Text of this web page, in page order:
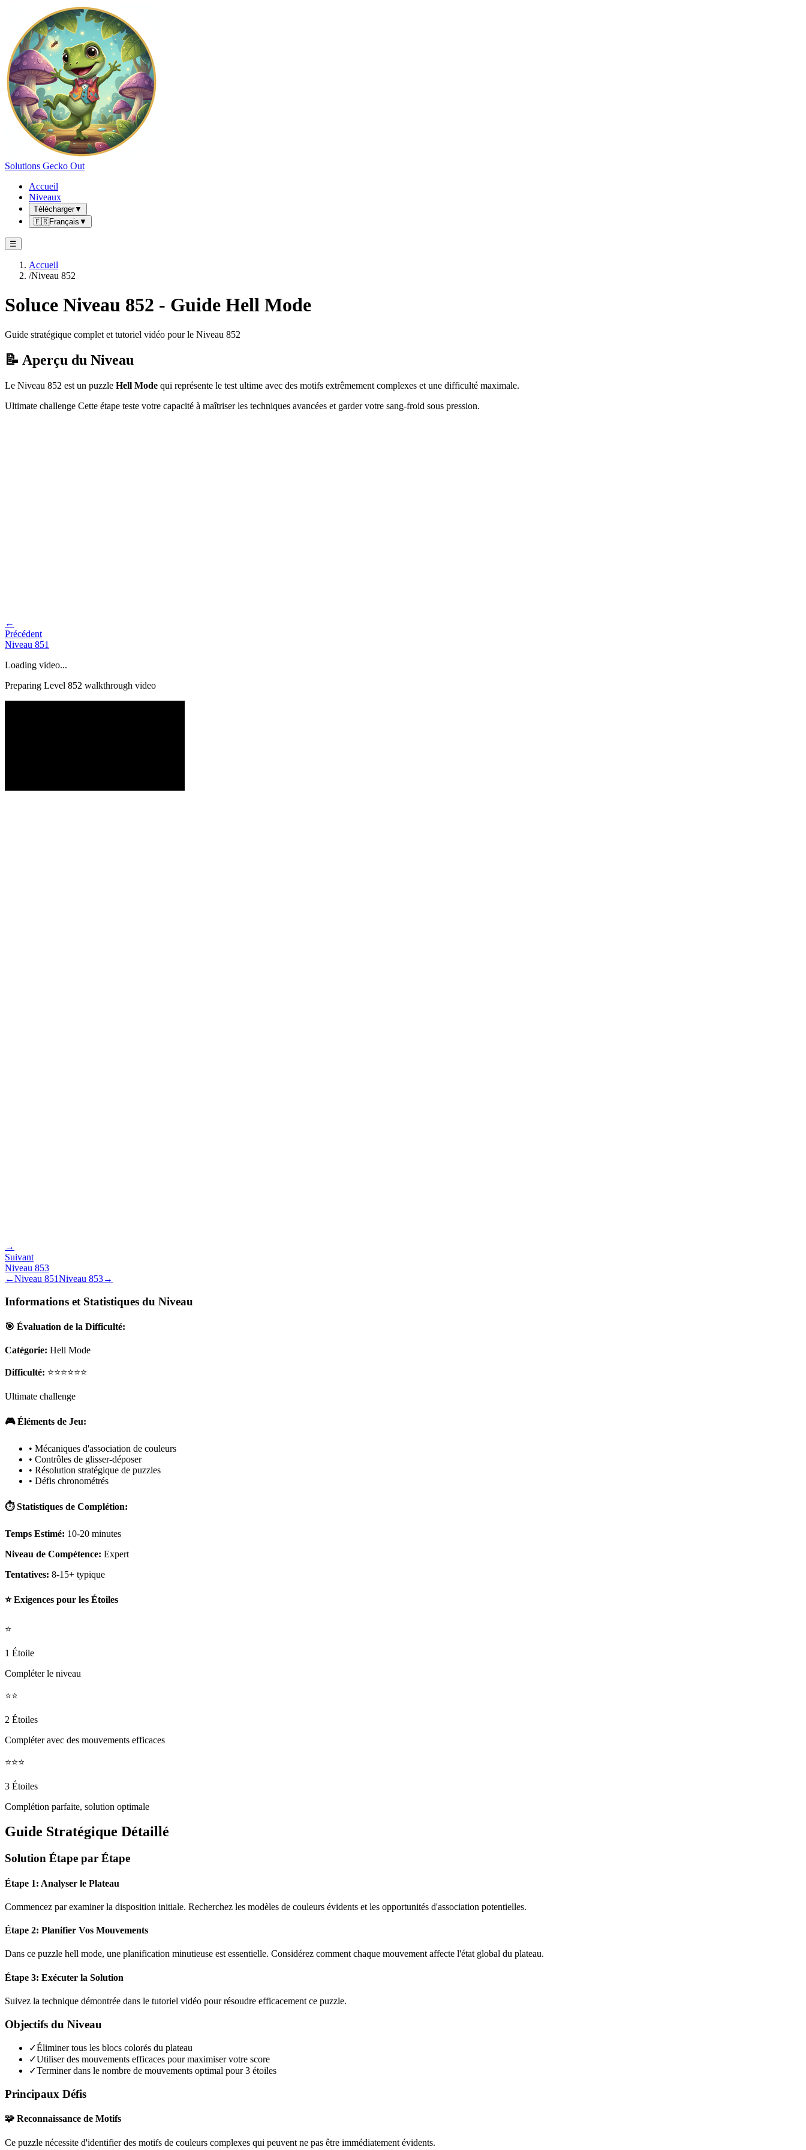
Solutions Gecko Out
Accueil
Niveaux
Télécharger▼
🇫🇷Français ▼
☰
Accueil
/Niveau 852
Soluce Niveau 852 - Guide Hell Mode
Guide stratégique complet et tutoriel vidéo pour le Niveau 852
📝 Aperçu du Niveau
Le Niveau 852 est un puzzle Hell Mode qui représente le test ultime avec des motifs extrêmement complexes et une difficulté maximale.
Ultimate challenge Cette étape teste votre capacité à maîtriser les techniques avancées et garder votre sang-froid sous pression.
←
Précédent
Niveau 851
Loading video...
Preparing Level 852 walkthrough video
→
Suivant
Niveau 853
←Niveau 851Niveau 853→
Informations et Statistiques du Niveau
🎯 Évaluation de la Difficulté:
Catégorie: Hell Mode
Difficulté: ⭐⭐⭐⭐⭐⭐
Ultimate challenge
🎮 Éléments de Jeu:
• Mécaniques d'association de couleurs
• Contrôles de glisser-déposer
• Résolution stratégique de puzzles
• Défis chronométrés
⏱️ Statistiques de Complétion:
Temps Estimé: 10-20 minutes
Niveau de Compétence: Expert
Tentatives: 8-15+ typique
⭐ Exigences pour les Étoiles
⭐
1 Étoile
Compléter le niveau
⭐⭐
2 Étoiles
Compléter avec des mouvements efficaces
⭐⭐⭐
3 Étoiles
Complétion parfaite, solution optimale
Guide Stratégique Détaillé
Solution Étape par Étape
Étape 1: Analyser le Plateau
Commencez par examiner la disposition initiale. Recherchez les modèles de couleurs évidents et les opportunités d'association potentielles.
Étape 2: Planifier Vos Mouvements
Dans ce puzzle hell mode, une planification minutieuse est essentielle. Considérez comment chaque mouvement affecte l'état global du plateau.
Étape 3: Exécuter la Solution
Suivez la technique démontrée dans le tutoriel vidéo pour résoudre efficacement ce puzzle.
Objectifs du Niveau
✓Éliminer tous les blocs colorés du plateau
✓Utiliser des mouvements efficaces pour maximiser votre score
✓Terminer dans le nombre de mouvements optimal pour 3 étoiles
Principaux Défis
🧩 Reconnaissance de Motifs
Ce puzzle nécessite d'identifier des motifs de couleurs complexes qui peuvent ne pas être immédiatement évidents.